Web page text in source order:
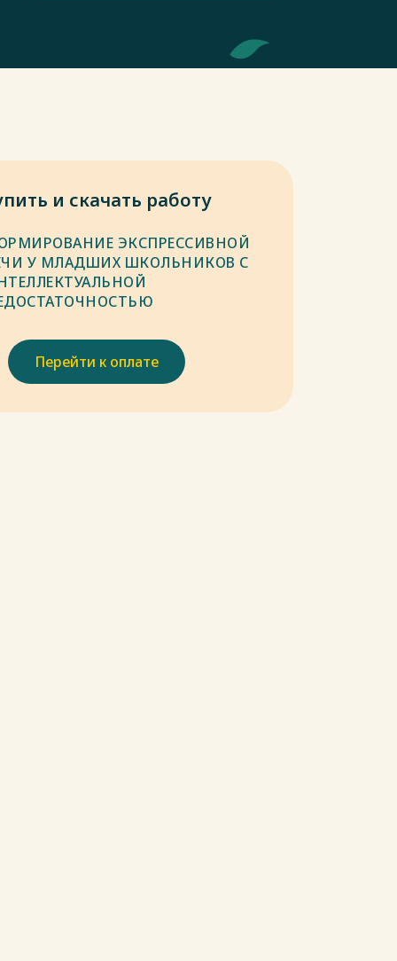
и скачать работу
ЭКСПРЕССИВНОЙ
У МЛАДШИХ ШКОЛЬНИКОВ С
Перейти к оплате